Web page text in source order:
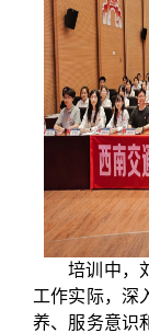
培训中，
工作实际，深
养、服务意识